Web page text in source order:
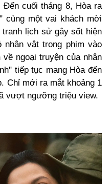
Đến cuối tháng 8, Hòa ra
cùng một vai khách mời
lịch sử gây sốt hiện
nhân vật trong phim vào
về ngoại truyện của nhân
tiếp tục mang Hòa đến
Chỉ mới ra mắt khoảng 1
vượt ngưỡng triệu view.